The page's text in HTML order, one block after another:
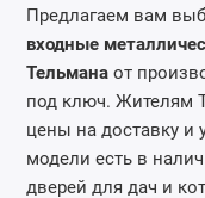
Предлагаем вам
входные
Тельмана от
под ключ. Жителям
цены на доставку и
модели есть в
дверей для дач и